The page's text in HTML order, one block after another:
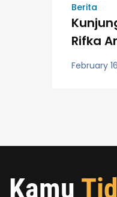
Berita
Rifka
Sosial,
February
Kamu